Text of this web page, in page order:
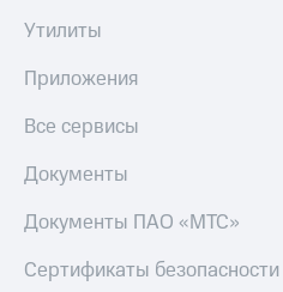
Утилиты
Приложения
Все сервисы
Документы
Документы ПАО «МТС»
Сертификаты